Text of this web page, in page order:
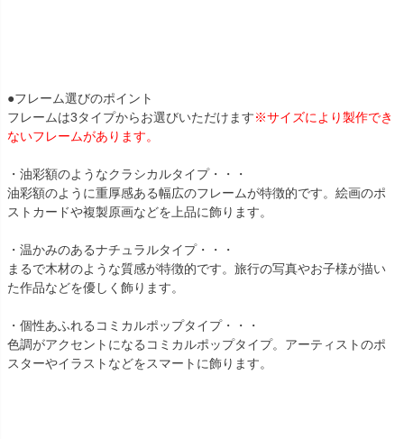
●フレーム選びのポイント
フレームは3タイプからお選びいただけます※サイズにより製作でき
ないフレームがあります。
・油彩額のようなクラシカルタイプ・・・
油彩額のように重厚感ある幅広のフレームが特徴的です。絵画のポ
ストカードや複製原画などを上品に飾ります。
・温かみのあるナチュラルタイプ・・・
まるで木材のような質感が特徴的です。旅行の写真やお子様が描い
た作品などを優しく飾ります。
・個性あふれるコミカルポップタイプ・・・
色調がアクセントになるコミカルポップタイプ。アーティストのポ
スターやイラストなどをスマートに飾ります。